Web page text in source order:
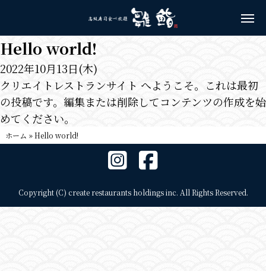
Hello world!
2022年10月13日(木)
クリエイトレストランサイト へようこそ。これは最初
の投稿です。編集または削除してコンテンツの作成を始
めてください。
ホーム »Hello world!
Copyright (C) create restaurants holdings inc. All Rights Reserved.